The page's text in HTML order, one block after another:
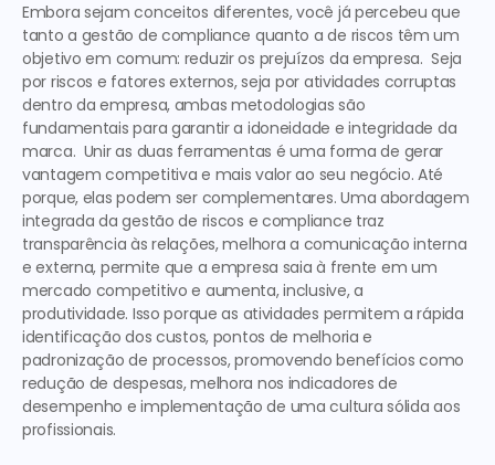
Embora sejam conceitos diferentes, você já percebeu que
tanto a gestão de compliance quanto a de riscos têm um
objetivo em comum: reduzir os prejuízos da empresa.  Seja
por riscos e fatores externos, seja por atividades corruptas
dentro da empresa, ambas metodologias são
fundamentais para garantir a idoneidade e integridade da
marca.  Unir as duas ferramentas é uma forma de gerar
vantagem competitiva e mais valor ao seu negócio. Até
porque, elas podem ser complementares. Uma abordagem
integrada da gestão de riscos e compliance traz
transparência às relações, melhora a comunicação interna
e externa, permite que a empresa saia à frente em um
mercado competitivo e aumenta, inclusive, a
produtividade. Isso porque as atividades permitem a rápida
identificação dos custos, pontos de melhoria e
padronização de processos, promovendo benefícios como
redução de despesas, melhora nos indicadores de
desempenho e implementação de uma cultura sólida aos
profissionais.